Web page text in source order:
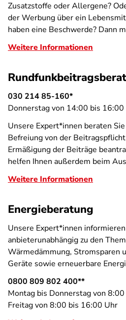
Zusatzstoffe oder Allergene?
der Werbung über ein
haben eine Beschwerde? Dann
Weitere Informationen
030 214 85-160*
Donnerstag von 14:00 bis 16:00
Unsere Expert*innen beraten
Befreiung von der
Ermäßigung der Beiträge
helfen Ihnen außerdem beim
Weitere Informationen
Energieberatung
Unsere Expert*innen
anbieterunabhängig zu den
Wärmedämmung, Stromsparen
Geräte sowie erneuerbare
0800 809 802 400**
Montag bis Donnerstag von
Freitag von 8:00 bis 16:00 Uhr